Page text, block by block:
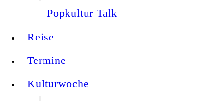
Popkultur Talk
Reise
Termine
Kulturwoche